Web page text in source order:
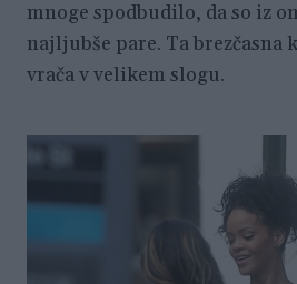
mnoge spodbudilo, da so iz
najljubše pare. Ta brezčasna
vrača v velikem slogu.